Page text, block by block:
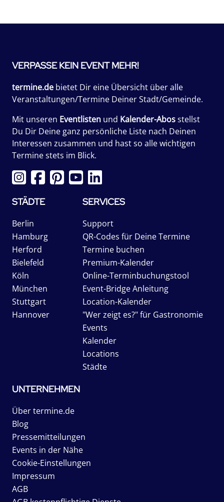
VERPASSE KEIN EVENT MEHR!
termine.de bietet Dir eine Übersicht über alle
Veranstaltungen/Termine Deiner Stadt/Gemeinde.
Mit unseren Eventlisten und Kalender-Abosstellst
Du Dir Deine ganz persönliche Liste nach Deinen
Interessen zusammen und hast so alle wichtigen
Termine stets im Blick.
STÄDTE
Berlin
Hamburg
Herford
Bielefeld
Köln
München
Stuttgart
Hannover
SERVICES
Support
QR-Codes für Deine Termine
Termine buchen
Premium-Kalender
Online-Terminbuchungstool
Event-Bridge Anleitung
Location-Kalender
"Wer zeigt es?" für Gastronomie
Events
Kalender
Locations
Städte
UNTERNEHMEN
Über termine.de
Blog
Pressemitteilungen
Events in der Nähe
Cookie-Einstellungen
Impressum
AGB